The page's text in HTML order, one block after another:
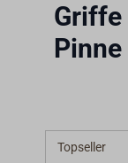
Griffe
Pinne